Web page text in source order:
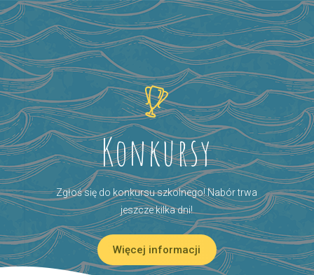
Konkursy
Zgłoś się do konkursu szkolnego! Nabór trwa
jeszcze kilka dni!
Więcej informacji